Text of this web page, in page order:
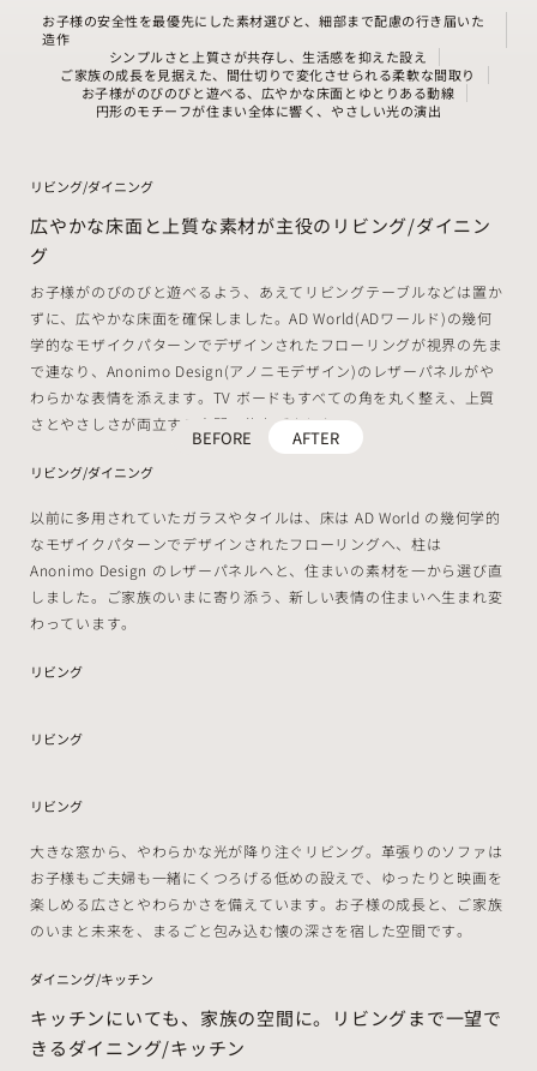
お子様の安全性を最優先にした素材選びと、細部まで配慮の行き届いた
造作
シンプルさと上質さが共存し、生活感を抑えた設え
ご家族の成長を見据えた、間仕切りで変化させられる柔軟な間取り
お子様がのびのびと遊べる、広やかな床面とゆとりある動線
円形のモチーフが住まい全体に響く、やさしい光の演出
リビング/ダイニング
広やかな床面と上質な素材が主役のリビング/ダイニン
グ
お子様がのびのびと遊べるよう、あえてリビングテーブルなどは置か
ずに、広やかな床面を確保しました。AD World(ADワールド)の幾何
学的なモザイクパターンでデザインされたフローリングが視界の先ま
で連なり、Anonimo Design(アノニモデザイン)のレザーパネルがや
わらかな表情を添えます。TV ボードもすべての角を丸く整え、上質
さとやさしさが両立する空間に仕上げました。
BEFORE AFTER
リビング/ダイニング
以前に多用されていたガラスやタイルは、床は AD World の幾何学的
なモザイクパターンでデザインされたフローリングへ、柱は
Anonimo Design のレザーパネルへと、住まいの素材を一から選び直
しました。ご家族のいまに寄り添う、新しい表情の住まいへ生まれ変
わっています。
リビング
リビング
リビング
大きな窓から、やわらかな光が降り注ぐリビング。革張りのソファは
お子様もご夫婦も一緒にくつろげる低めの設えで、ゆったりと映画を
楽しめる広さとやわらかさを備えています。お子様の成長と、ご家族
のいまと未来を、まるごと包み込む懐の深さを宿した空間です。
ダイニング/キッチン
キッチンにいても、家族の空間に。リビングまで一望で
きるダイニング/キッチン